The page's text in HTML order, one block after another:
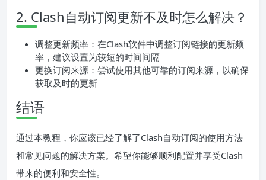
2. Clash自动订阅更新不及时怎么解决？
调整更新频率：在Clash软件中调整订阅链接的更新频
率，建议设置为较短的时间间隔
更换订阅来源：尝试使用其他可靠的订阅来源，以确保
获取及时的更新
结语
通过本教程，你应该已经了解了Clash自动订阅的使用方法
和常见问题的解决方案。希望你能够顺利配置并享受Clash
带来的便利和安全性。